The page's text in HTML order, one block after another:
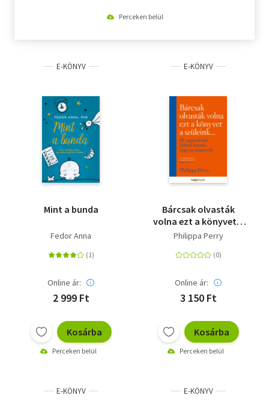
Perceken belül
E-KÖNYV
Mint a bunda
Fedor Anna
Online ár:
2 999 Ft
Kosárba
Perceken belül
E-KÖNYV
Bárcsak olvasták
volna ezt a könyvet a
szüleink - de a
lesznek, hogy mi
Philippa Perry
Online ár:
3 150 Ft
Kosárba
Perceken belül
E-KÖNYV E-KÖNYV